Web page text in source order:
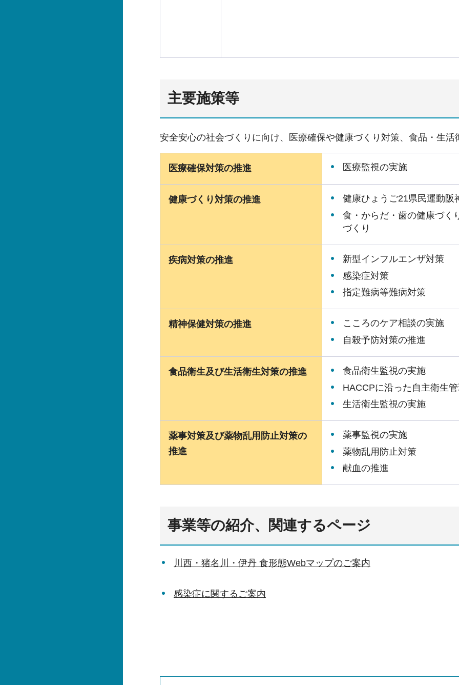
主要施策等
安全安心の社会づくりに向け、医療確保や健康づくり対策、食品・生活
医療確保対策の推進 医療監視の実施
健康づくり対策の推進
健康ひょうご21県民運動阪
食・からだ・歯の健康づく
づくり
疾病対策の推進
新型インフルエンザ対策
感染症対策
指定難病等難病対策
精神保健対策の推進
こころのケア相談の実施
自殺予防対策の推進
食品衛生及び生活衛生対策の推進
食品衛生監視の実施
HACCPに沿った自主衛生
生活衛生監視の実施
薬事対策及び薬物乱用防止対策の
推進
薬事監視の実施
薬物乱用防止対策
献血の推進
事業等の紹介、関連するページ
川西・猪名川・伊丹 食形態Webマップのご案内
感染症に関するご案内